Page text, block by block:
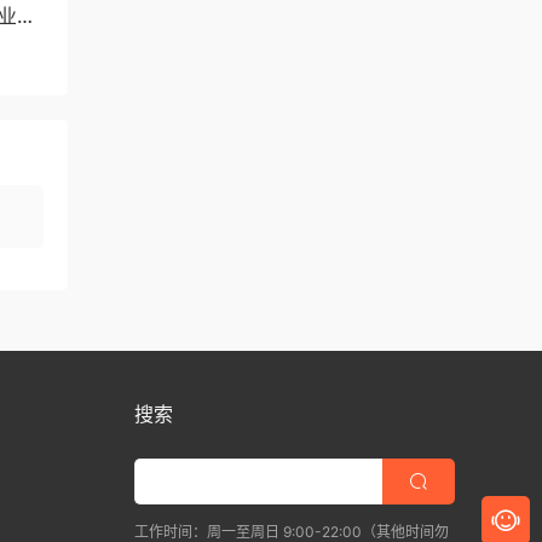
技
搜索
工作时间：周一至周日 9:00-22:00（其他时间勿